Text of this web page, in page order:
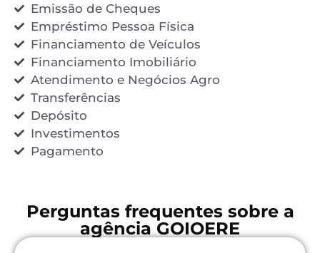
Emissão de Cheques
Empréstimo Pessoa Física
Financiamento de Veículos
Financiamento Imobiliário
Atendimento e Negócios Agro
Transferências
Depósito
Investimentos
Pagamento
Perguntas frequentes sobre a
agência GOIOERE